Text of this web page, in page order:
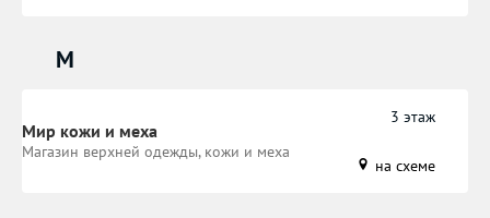
М
Мир кожи и меха
Магазин верхней одежды, кожи и меха
3 этаж
на схеме